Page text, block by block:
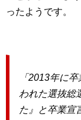
ったようです。
「2013年に
われた選抜総
た』と卒業宣